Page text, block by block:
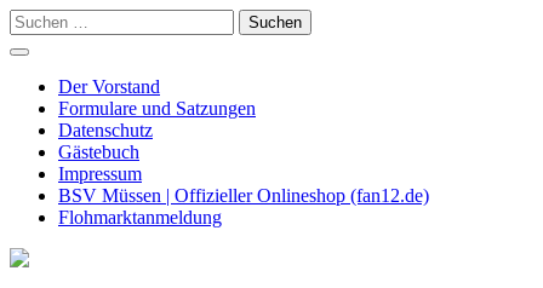
Skip
to
content
Suchen
nach:
Der Vorstand
Formulare und Satzungen
Datenschutz
Gästebuch
Impressum
BSV Müssen | Offizieller Onlineshop (fan12.de)
Flohmarktanmeldung